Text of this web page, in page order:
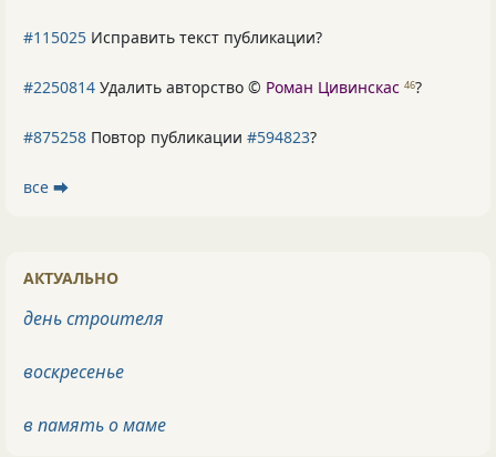
#115025 Исправить текст публикации?
#2250814 Удалить авторство © Роман Цивинскас 46?
#875258 Повтор публикации #594823?
все ⮕
АКТУАЛЬНО
день строителя
воскресенье
в память о маме